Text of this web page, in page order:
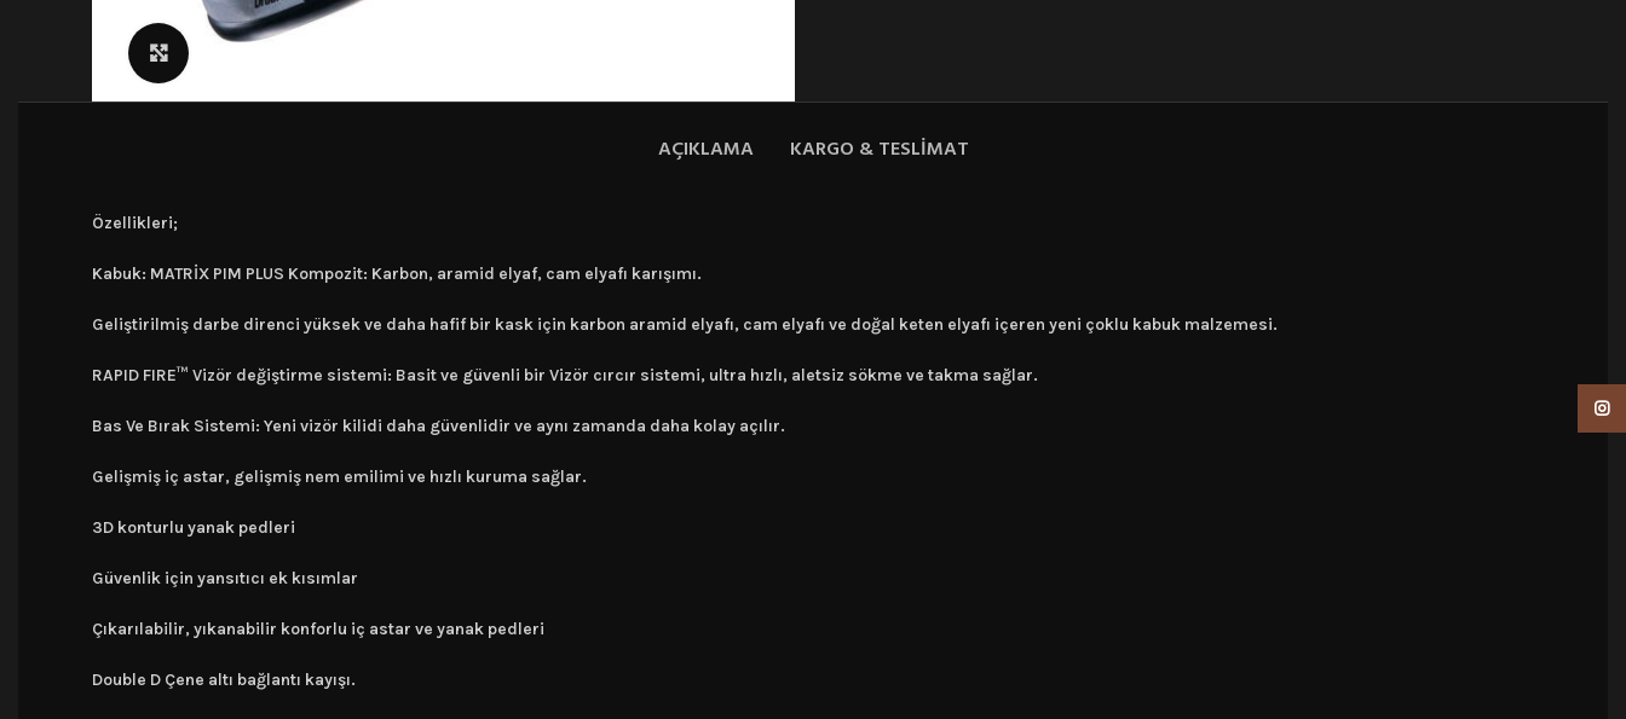
AÇIKLAMA KARGO & TESLIMAT
Özellikleri;
Kabuk: MATRİX PIM PLUS Kompozit: Karbon, aramid elyaf, cam elyafı karışımı.
Geliştirilmiş darbe direnci yüksek ve daha hafif bir kask için karbon aramid elyafı, cam elyafı ve doğal keten elyafı içeren yeni çoklu kabuk malzemesi.
RAPID FIRE™ Vizör değiştirme sistemi: Basit ve güvenli bir Vizör cırcır sistemi, ultra hızlı, aletsiz sökme ve takma sağlar.
Bas Ve Bırak Sistemi: Yeni vizör kilidi daha güvenlidir ve aynı zamanda daha kolay açılır.
Gelişmiş iç astar, gelişmiş nem emilimi ve hızlı kuruma sağlar.
3D konturlu yanak pedleri
Güvenlik için yansıtıcı ek kısımlar
Çıkarılabilir, yıkanabilir konforlu iç astar ve yanak pedleri
Double D Çene altı bağlantı kayışı.